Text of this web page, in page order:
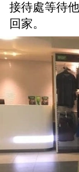
接待處等待
回家。